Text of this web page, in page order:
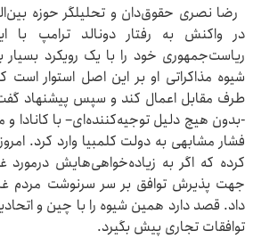
رضا نصری حقوق‌دان و تحلیلگر حوزه
در واکنش به رفتار دونالد ترامپ با
ریاست‌جمهوری خود را با یک رویکرد بسیار
شیوه مذاکراتی او بر این اصل استوار است
طرف مقابل اعمال ‌کند و سپس پیشنهاد
-بدون هیچ دلیل توجیه‌کننده‌ای‌– با
فشار مشابهی به دولت کلمبیا وارد کرد.
کرده که اگر به زیاده‌خواهی‌هایش درمورد
جهت پذیرش توافق بر سر سرنوشت مردم
داد. قصد دارد همین شیوه را با چین و اتحادیه
توافقات تجاری‌ پیش بگیرد.